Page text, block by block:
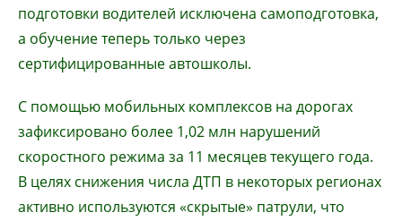
подготовки водителей исключена самоподготовка,
а обучение теперь только через
сертифицированные автошколы.
С помощью мобильных комплексов на дорогах
зафиксировано более 1,02 млн нарушений
скоростного режима за 11 месяцев текущего года.
В целях снижения числа ДТП в некоторых регионах
активно используются «скрытые» патрули, что